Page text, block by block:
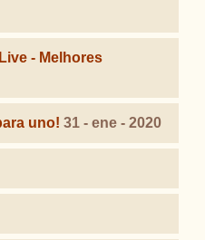
- Melhores
uno! 31 - ene - 2020